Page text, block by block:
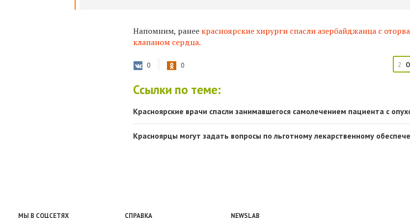
Напомним, ранее красноярские хирурги спасли азербайджанца с
клапаном сердца.
0 0 2
Ссылки по теме:
Красноярские врачи спасли занимавшегося самолечением пациента с
Красноярцы могут задать вопросы по льготному лекарственному
МЫ В СОЦСЕТЯХ СПРАВКА NEWSLAB